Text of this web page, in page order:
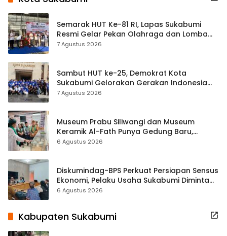
Semarak HUT Ke-81 RI, Lapas Sukabumi
Resmi Gelar Pekan Olahraga dan Lomba
Tradisional
7 Agustus 2026
Sambut HUT ke-25, Demokrat Kota
Sukabumi Gelorakan Gerakan Indonesia
ASRI Lewat Aksi Bersih Masjid Agung
7 Agustus 2026
Museum Prabu Siliwangi dan Museum
Keramik Al-Fath Punya Gedung Baru,
Hampir 500 Koleksi Dipisahkan
6 Agustus 2026
Diskumindag-BPS Perkuat Persiapan Sensus
Ekonomi, Pelaku Usaha Sukabumi Diminta
Terbuka Beri Data
6 Agustus 2026
Kabupaten Sukabumi